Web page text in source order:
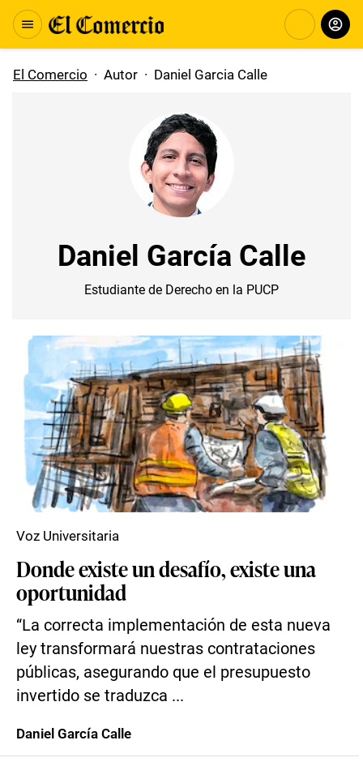
El Comercio · Autor · Daniel Garcia Calle
Daniel García Calle
Estudiante de Derecho en la PUCP
Donde existe un desafío, existe una
oportunidad
“La correcta implementación de esta nueva
ley transformará nuestras contrataciones
públicas, asegurando que el presupuesto
invertido se traduzca ...
Voz Universitaria
Daniel García Calle